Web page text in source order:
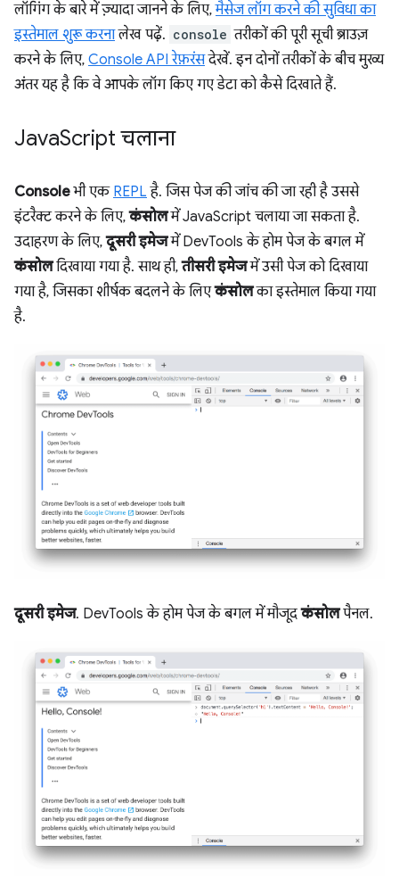
लॉगिंग के बारे में ज़्यादा जानने के लिए,मैसेज लॉग करने की सुविधा का
इस्तेमाल शुरू करनालेख पढ़ें. console तरीकों की पूरी सूची ब्राउज़
करने के लिए, Console API रेफ़रंसदेखें. इन दोनों तरीकों के बीच मुख्य
अंतर यह है कि वे आपके लॉग किए गए डेटा को कैसे दिखाते हैं.
JavaScript चलाना
Consoleभी एक REPL है. जिस पेज की जांच की जा रही है उससे
इंटरैक्ट करने के लिए,कंसोलमें JavaScript चलाया जा सकता है.
उदाहरण के लिए,दूसरी इमेजमें DevTools के होम पेज के बगल में
कंसोलदिखाया गया है. साथ ही,तीसरी इमेजमें उसी पेज को दिखाया
गया है, जिसका शीर्षक बदलने के लिएकंसोलका इस्तेमाल किया गया
है.
दूसरी इमेज. DevTools के होम पेज के बगल में मौजूदकंसोलपैनल.